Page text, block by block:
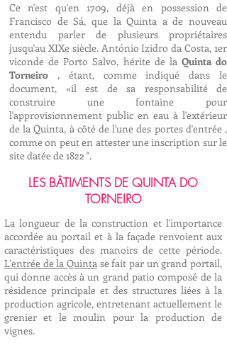
Ce n'est qu'en 1709, déjà en possession de
Francisco de Sá, que la Quinta a de nouveau
entendu parler de plusieurs propriétaires
jusqu'au XIXe siècle. António Izidro da Costa, 1er
viconde de Porto Salvo, hérite de la Quinta do
Torneiro , étant, comme indiqué dans le
document, «il est de sa responsabilité de
construire une fontaine pour
l'approvisionnement public en eau à l'extérieur
de la Quinta, à côté de l'une des portes d'entrée ,
comme on peut en attester une inscription sur le
site datée de 1822 ".
LES BÂTIMENTS DE QUINTA DO
TORNEIRO
La longueur de la construction et l'importance
accordée au portail et à la façade renvoient aux
caractéristiques des manoirs de cette période.
L'entrée de la Quinta se fait par un grand portail,
qui donne accès à un grand patio composé de la
résidence principale et des structures liées à la
production agricole, entretenant actuellement le
grenier et le moulin pour la production de
vignes.